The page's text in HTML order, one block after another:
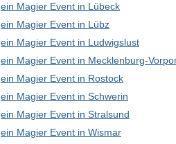
ein Magier Event in Lübeck
ein Magier Event in Lübz
ein Magier Event in Ludwigslust
ein Magier Event in Mecklenburg-
ein Magier Event in Rostock
ein Magier Event in Schwerin
ein Magier Event in Stralsund
ein Magier Event in Wismar